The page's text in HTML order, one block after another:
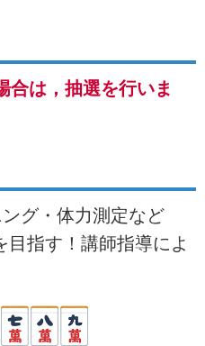
は，抽選を行いま
グ・体力測定など
目指す！講師指導によ